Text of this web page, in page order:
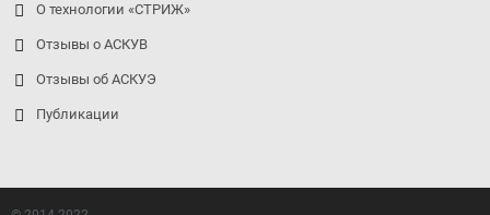
О технологии «СТРИЖ»
Отзывы о АСКУВ
Отзывы об АСКУЭ
Публикации